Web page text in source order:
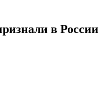
в России